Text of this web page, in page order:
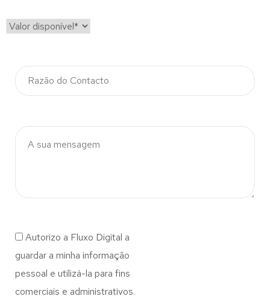
Autorizo a Fluxo Digital a
guardar a minha informação
pessoal e utilizá-la para fins
comerciais e administrativos.